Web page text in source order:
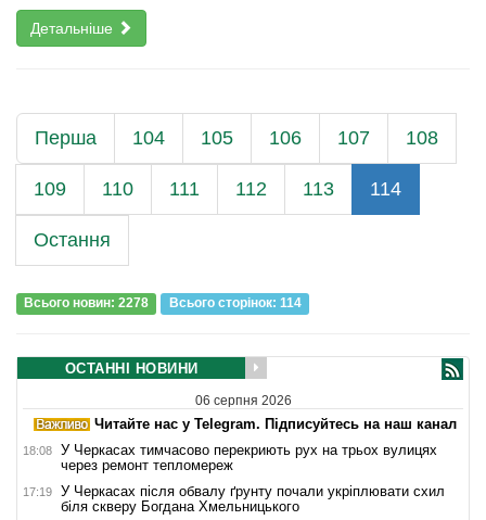
Детальніше
Перша 104 105 106 107 108
109 110 111 112 113 114
Остання
Всього новин: 2278 Всього сторiнок: 114
ОСТАННІ НОВИНИ
06 серпня 2026
Читайте нас у Telegram. Підписуйтесь на наш канал
18:08
У Черкасах тимчасово перекриють рух на трьох вулицях
через ремонт тепломереж
17:19
У Черкасах після обвалу ґрунту почали укріплювати схил
біля скверу Богдана Хмельницького